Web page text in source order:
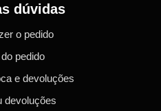
dúvidas
o pedido
pedido
e devoluções
devoluções